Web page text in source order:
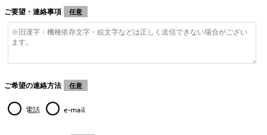
ご要望・連絡事項 任意
ご希望の連絡方法 任意
電話 e-mail